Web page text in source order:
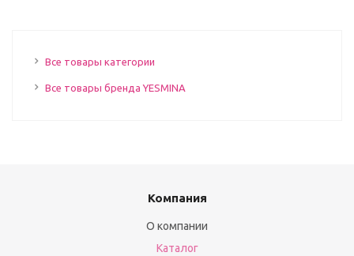
Все товары категории
Все товары бренда YESMINA
Компания
О компании
Каталог